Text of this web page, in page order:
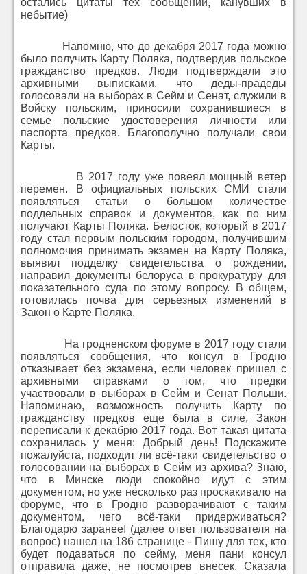
остались цитаты тех сообщений, канувших в
небытие)
Напомню, что до декабря 2017 года можно
было получить Карту Поляка, подтвердив польское
гражданство предков. Люди подтверждали это
архивными выписками, что деды-прадеды
голосовали на выборах в Сейм и Сенат, служили в
Войску польским, приносили сохранившиеся в
семье польские удостоверения личности или
паспорта предков. Благополучно получали свои
Карты.
В 2017 году уже повеял мощный ветер
перемен. В официальных польских СМИ стали
появляться статьи о большом количестве
поддельных справок и документов, как по ним
получают Карты Поляка. Белосток, который в 2017
году стал первым польским городом, получившим
полномочия принимать экзамен на Карту Поляка,
выявил подделку свидетельства о рождении,
направил документы белоруса в прокуратуру для
показательного суда по этому вопросу. В общем,
готовилась почва для серьезных изменений в
Закон о Карте Поляка.
На гродненском форуме в 2017 году стали
появляться сообщения, что консул в Гродно
отказывает без экзамена, если человек пришел с
архивными справками о том, что предки
участвовали в выборах в Сейм и Сенат Польши.
Напоминаю, возможность получить Карту по
гражданству предков еще была в силе, Закон
переписали к декабрю 2017 года. Вот такая цитата
сохранилась у меня: Добрый день! Подскажите
пожалуйста, подходит ли всё-таки свидетельство о
голосовании на выборах в Сейм из архива? Знаю,
что в Минске люди спокойно идут с этим
документом, но уже несколько раз проскакивало на
форуме, что в Гродно разворачивают с таким
документом, чего всё-таки придерживаться?
Благодарю заранее! (далее ответ пользователя на
вопрос) нашел на 186 странице - Пишу для тех, кто
будет подаваться по сейму, меня пани консул
отправила даже, не посмотрев внесек. Сказала